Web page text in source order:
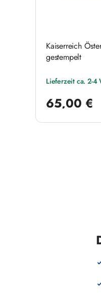
Kaiserreich
gestempelt
Lieferzeit ca. 2-4
65,00 €